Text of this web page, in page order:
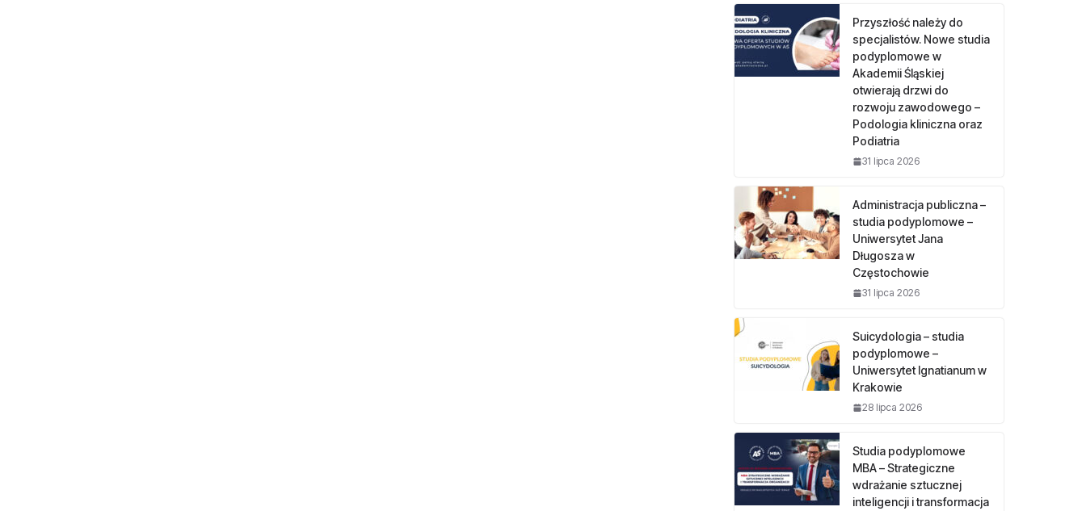
Przyszłość należy do
specjalistów. Nowe studia
podyplomowe w
Akademii Śląskiej
otwierają drzwi do
rozwoju zawodowego –
Podologia kliniczna oraz
Podiatria
31 lipca 2026
Administracja publiczna –
studia podyplomowe –
Uniwersytet Jana
Długosza w
Częstochowie
31 lipca 2026
Suicydologia – studia
podyplomowe –
Uniwersytet Ignatianum w
Krakowie
28 lipca 2026
Studia podyplomowe
MBA – Strategiczne
wdrażanie sztucznej
inteligencji i transformacja